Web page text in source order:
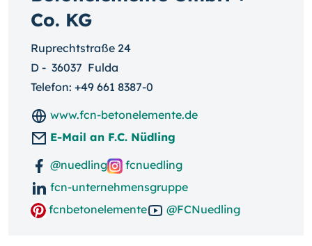
Co. KG
Ruprechtstraße 24
D - 36037 Fulda
Telefon: +49 661 8387-0
www.fcn-betonelemente.de
E-Mail an F.C. Nüdling
@nuedling
fcnuedling
fcn-unternehmensgruppe
fcnbetonelemente
@FCNuedling